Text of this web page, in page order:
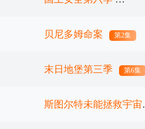
第12集完结
贝尼多姆命案 第2集
末日地堡第三季 第6集
斯图尔特未能拯救宇宙